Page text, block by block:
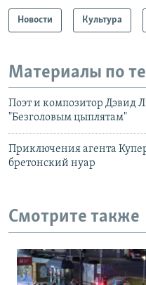
Новости Культура
Материалы по
Поэт и композитор Дэвид
"Безголовым цыплятам"
Приключения агента
бретонский нуар
Смотрите также